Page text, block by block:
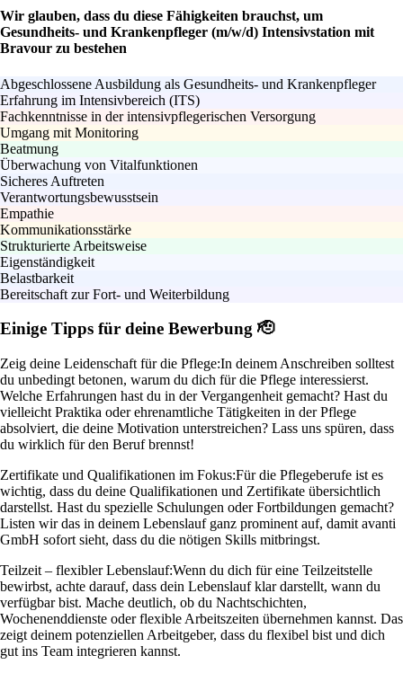
Wir glauben, dass du diese Fähigkeiten brauchst, um
Gesundheits- und Krankenpfleger (m/w/d) Intensivstation mit
Bravour zu bestehen
Abgeschlossene Ausbildung als Gesundheits- und Krankenpfleger
Erfahrung im Intensivbereich (ITS)
Fachkenntnisse in der intensivpflegerischen Versorgung
Umgang mit Monitoring
Beatmung
Überwachung von Vitalfunktionen
Sicheres Auftreten
Verantwortungsbewusstsein
Empathie
Kommunikationsstärke
Strukturierte Arbeitsweise
Eigenständigkeit
Belastbarkeit
Bereitschaft zur Fort- und Weiterbildung
Einige Tipps für deine Bewerbung 🫡
Zeig deine Leidenschaft für die Pflege:In deinem Anschreiben solltest
du unbedingt betonen, warum du dich für die Pflege interessierst.
Welche Erfahrungen hast du in der Vergangenheit gemacht? Hast du
vielleicht Praktika oder ehrenamtliche Tätigkeiten in der Pflege
absolviert, die deine Motivation unterstreichen? Lass uns spüren, dass
du wirklich für den Beruf brennst!
Zertifikate und Qualifikationen im Fokus:Für die Pflegeberufe ist es
wichtig, dass du deine Qualifikationen und Zertifikate übersichtlich
darstellst. Hast du spezielle Schulungen oder Fortbildungen gemacht?
Listen wir das in deinem Lebenslauf ganz prominent auf, damit avanti
GmbH sofort sieht, dass du die nötigen Skills mitbringst.
Teilzeit – flexibler Lebenslauf:Wenn du dich für eine Teilzeitstelle
bewirbst, achte darauf, dass dein Lebenslauf klar darstellt, wann du
verfügbar bist. Mache deutlich, ob du Nachtschichten,
Wochenenddienste oder flexible Arbeitszeiten übernehmen kannst. Das
zeigt deinem potenziellen Arbeitgeber, dass du flexibel bist und dich
gut ins Team integrieren kannst.